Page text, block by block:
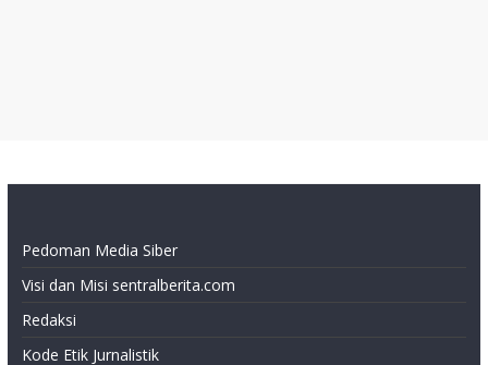
Pedoman Media Siber
Visi dan Misi sentralberita.com
Redaksi
Kode Etik Jurnalistik